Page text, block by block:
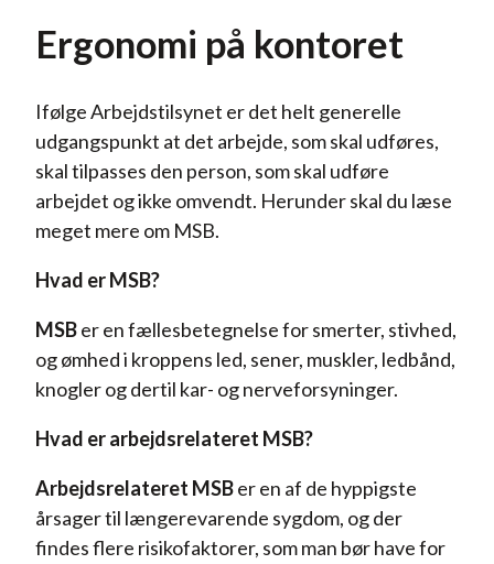
Ergonomi på kontoret
Ifølge Arbejdstilsynet er det helt generelle
udgangspunkt at det arbejde, som skal udføres,
skal tilpasses den person, som skal udføre
arbejdet og ikke omvendt. Herunder skal du læse
meget mere om MSB.
Hvad er MSB? ‍
MSBer en fællesbetegnelse for smerter, stivhed,
og ømhed i kroppens led, sener, muskler, ledbånd,
knogler og dertil kar- og nerveforsyninger.
Hvad er arbejdsrelateret MSB?
Arbejdsrelateret MSBer en af de hyppigste
årsager til længerevarende sygdom, og der
findes flere risikofaktorer, som man bør have for